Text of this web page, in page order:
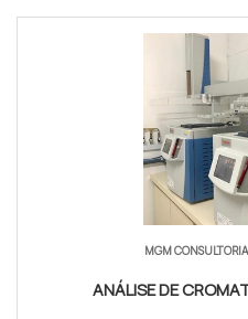
MGM CONSULTORIA
ANÁLISE DE